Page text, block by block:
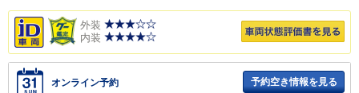
外装
内装
オンライン予約 予約空き情報を見る